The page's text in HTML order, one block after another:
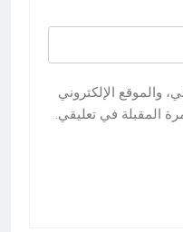
والموقع الإلكتروني
المقبلة في تعليقي.